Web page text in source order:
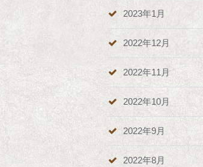
2023年1月
2022年12月
2022年11月
2022年10月
2022年9月
2022年8月